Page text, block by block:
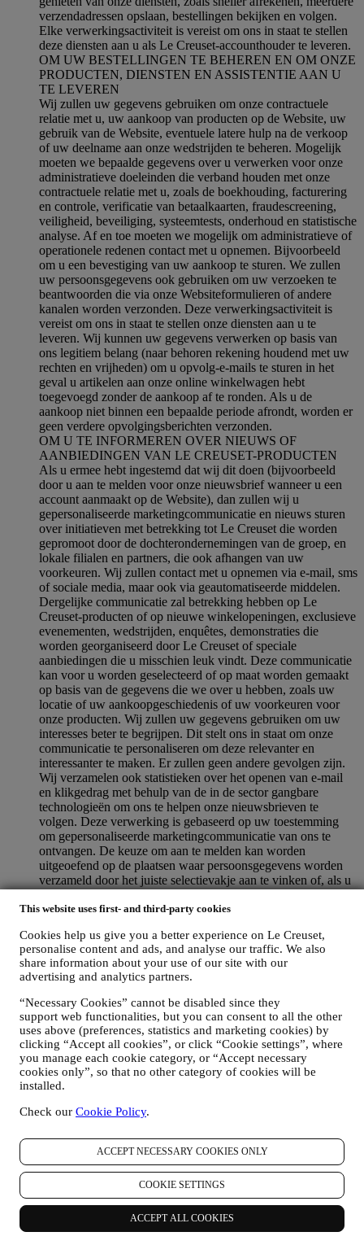
This website uses first- and third-party cookies
Cookies help us give you a better experience on Le Creuset,
personalise content and ads, and analyse our traffic. We also
share information about your use of our site with our
advertising and analytics partners.
“Necessary Cookies” cannot be disabled since they
support web functionalities, but you can consent to all the other
uses above (preferences, statistics and marketing cookies) by
clicking “Accept all cookies”, or click “Cookie settings”, where
you manage each cookie category, or “Accept necessary
cookies only”, so that no other category of cookies will be
installed.
Check our Cookie Policy.
ACCEPT NECESSARY COOKIES ONLY
COOKIE SETTINGS
ACCEPT ALL COOKIES
verzendadressen opslaan, bestellingen bekijken en volgen.
Elke verwerkingsactiviteit is vereist om ons in staat te stellen
deze diensten aan u als Le Creuset-accounthouder te leveren.
OM UW BESTELLINGEN TE BEHEREN EN OM ONZE
PRODUCTEN, DIENSTEN EN ASSISTENTIE AAN U
TE LEVEREN
Wij zullen uw gegevens gebruiken om onze contractuele
relatie met u, uw aankoop van producten op de Website, uw
gebruik van de Website, eventuele latere hulp na de verkoop
of uw deelname aan onze wedstrijden te beheren. Mogelijk
moeten we bepaalde gegevens over u verwerken voor onze
administratieve doeleinden die verband houden met onze
contractuele relatie met u, zoals de boekhouding, facturering
en controle, verificatie van betaalkaarten, fraudescreening,
veiligheid, beveiliging, systeemtests, onderhoud en statistische
analyse. Af en toe moeten we mogelijk om administratieve of
operationele redenen contact met u opnemen. Bijvoorbeeld
om u een bevestiging van uw aankoop te sturen. We zullen
uw persoonsgegevens ook gebruiken om uw verzoeken te
beantwoorden die via onze Websiteformulieren of andere
kanalen worden verzonden. Deze verwerkingsactiviteit is
vereist om ons in staat te stellen onze diensten aan u te
leveren. Wij kunnen uw gegevens verwerken op basis van
ons legitiem belang (naar behoren rekening houdend met uw
rechten en vrijheden) om u opvolg-e-mails te sturen in het
geval u artikelen aan onze online winkelwagen hebt
toegevoegd zonder de aankoop af te ronden. Als u de
aankoop niet binnen een bepaalde periode afrondt, worden er
geen verdere opvolgingsberichten verzonden.
OM U TE INFORMEREN OVER NIEUWS OF
AANBIEDINGEN VAN LE CREUSET-PRODUCTEN
Als u ermee hebt ingestemd dat wij dit doen (bijvoorbeeld
door u aan te melden voor onze nieuwsbrief wanneer u een
account aanmaakt op de Website), dan zullen wij u
gepersonaliseerde marketingcommunicatie en nieuws sturen
over initiatieven met betrekking tot Le Creuset die worden
gepromoot door de dochterondernemingen van de groep, en
lokale filialen en partners, die ook afhangen van uw
voorkeuren. Wij zullen contact met u opnemen via e-mail, sms
of sociale media, maar ook via geautomatiseerde middelen.
Dergelijke communicatie zal betrekking hebben op Le
Creuset-producten of op nieuwe winkelopeningen, exclusieve
evenementen, wedstrijden, enquêtes, demonstraties die
worden georganiseerd door Le Creuset of speciale
aanbiedingen die u misschien leuk vindt. Deze communicatie
kan voor u worden geselecteerd of op maat worden gemaakt
op basis van de gegevens die we over u hebben, zoals uw
locatie of uw aankoopgeschiedenis of uw voorkeuren voor
onze producten. Wij zullen uw gegevens gebruiken om uw
interesses beter te begrijpen. Dit stelt ons in staat om onze
communicatie te personaliseren om deze relevanter en
interessanter te maken. Er zullen geen andere gevolgen zijn.
Wij verzamelen ook statistieken over het openen van e-mail
en klikgedrag met behulp van de in de sector gangbare
technologieën om ons te helpen onze nieuwsbrieven te
volgen. Deze verwerking is gebaseerd op uw toestemming
om gepersonaliseerde marketingcommunicatie van ons te
ontvangen. De keuze om aan te melden kan worden
uitgeoefend op de plaatsen waar persoonsgegevens worden
verzameld door het juiste selectievakje aan te vinken of, als u
van de Website.Afmelden: U kunt het ontvangen van onze
stopzetten via de methoden die bij de communicatie worden
weergegeven (om u bijvoorbeeld af te melden voor de
nieuwsbrief kunt u klikken op de afmeldlink onderaan elke e-
mail). Als u een Le Creuset account hebt, kunt u eenvoudig
uw marketingvoorkeuren beheren. Als u onze
marketingactiviteiten wilt stopzetten, kunt u in ieder geval een
e-mail sturen naarprivacy@lecreuset.com. Wij zullen uw
afmelding zo spoedig mogelijk verwerken, maar in sommige
gevallen kunt u nog enkele berichten ontvangen totdat de
afmelding volledig is verwerkt.
Weet dat wij uw contactgegevens en andere
bedrijven voor hun marketingdoeleinden.
TE PASSEN EN DE KLANTERVARING TE
VERBETEREN
Wij willen uw gegevens gebruiken om onze diensten en
aanbiedingen af te stemmen op uw behoeften en voorkeuren
om u een gepersonaliseerde Le Creuset-klantervaring te
bieden. Wij doen dit door uw gewoontes of interesses te
analyseren, bijvoorbeeld met betrekking tot de meest bekeken